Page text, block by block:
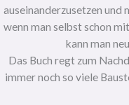
auseinanderzusetzen und
wenn man selbst schon
kann man
Das Buch regt zum
immer noch so viele